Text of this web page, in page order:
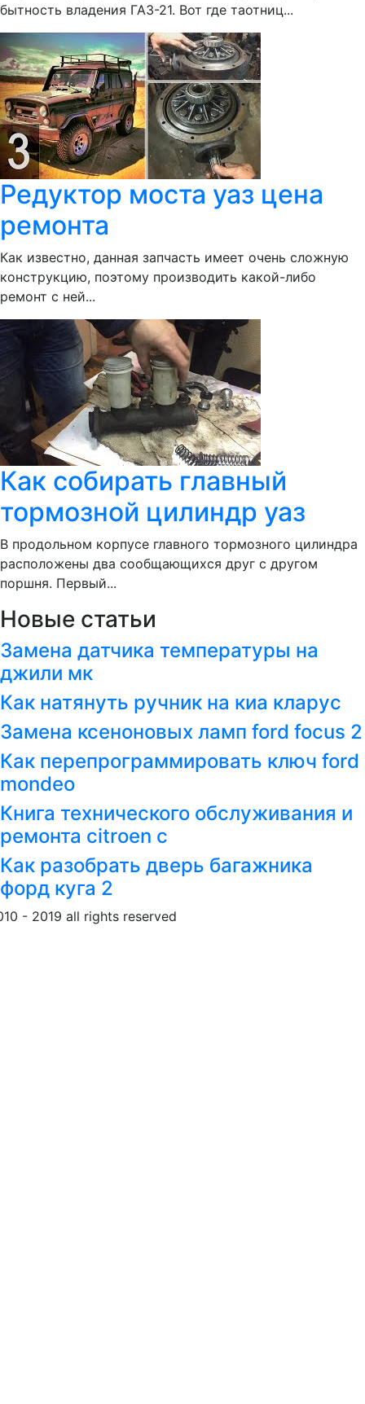
бытность владения ГАЗ-21. Вот где таотниц...
Редуктор моста уаз цена
ремонта
Как известно, данная запчасть имеет очень сложную
конструкцию, поэтому производить какой-либо
ремонт с ней...
Как собирать главный
тормозной цилиндр уаз
В продольном корпусе главного тормозного цилиндра
расположены два сообщающихся друг с другом
поршня. Первый...
Новые статьи
Замена датчика температуры на
джили мк
Как натянуть ручник на киа кларус
Замена ксеноновых ламп ford focus 2
Как перепрограммировать ключ ford
mondeo
Книга технического обслуживания и
ремонта citroen c
Как разобрать дверь багажника
форд куга 2
- 2019 all rights reserved